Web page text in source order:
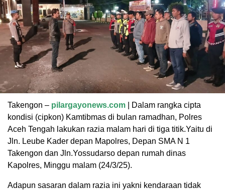
Takengon – pilargayonews.com | Dalam rangka cipta
kondisi (cipkon) Kamtibmas di bulan ramadhan, Polres
Aceh Tengah lakukan razia malam hari di tiga titik.Yaitu di
Jln. Leube Kader depan Mapolres, Depan SMA N 1
Takengon dan Jln.Yossudarso depan rumah dinas
Kapolres, Minggu malam (24/3/25).
Adapun sasaran dalam razia ini yakni kendaraan tidak